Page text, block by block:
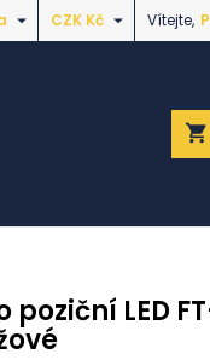
Vítejte,
CZK Kč 

shopping_cart
poziční LED